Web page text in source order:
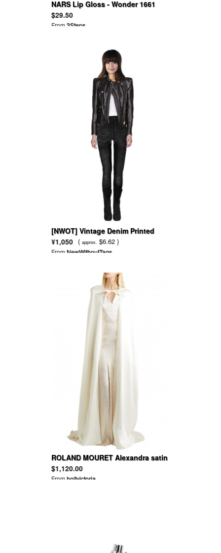
NARS Lip Gloss - Wonder 1661
$29.50
From3Steps
[NWOT] Vintage Denim Printed
Black Leggings
¥1,050 ( approx. $6.62 )
FromNewWithoutTags
ROLAND MOURET Alexandra satin
cape
$1,120.00
Fromholtvictoria